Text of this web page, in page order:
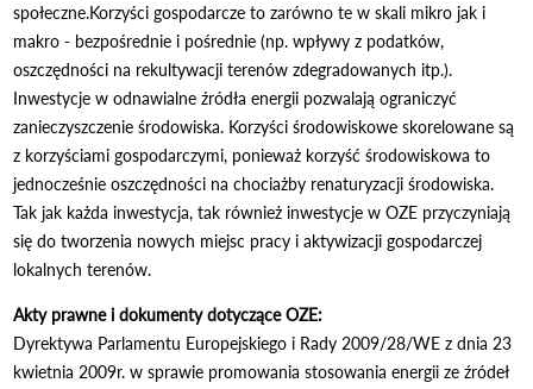
społeczne.Korzyści gospodarcze to zarówno te w skali mikro jak i
makro - bezpośrednie i pośrednie (np. wpływy z podatków,
oszczędności na rekultywacji terenów zdegradowanych itp.).
Inwestycje w odnawialne źródła energii pozwalają ograniczyć
zanieczyszczenie środowiska. Korzyści środowiskowe skorelowane są
z korzyściami gospodarczymi, ponieważ korzyść środowiskowa to
jednocześnie oszczędności na chociażby renaturyzacji środowiska.
Tak jak każda inwestycja, tak również inwestycje w OZE przyczyniają
się do tworzenia nowych miejsc pracy i aktywizacji gospodarczej
lokalnych terenów.
Akty prawne i dokumenty dotyczące OZE:
Dyrektywa Parlamentu Europejskiego i Rady 2009/28/WE z dnia 23
kwietnia 2009r. w sprawie promowania stosowania energii ze źródeł